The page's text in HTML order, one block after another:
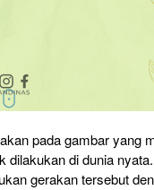
pada gambar yang
dilakukan di dunia
gerakan tersebut